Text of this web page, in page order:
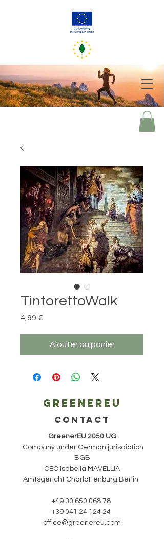
TintorettoWalk
4,99 €
Ajouter au panier
Greenereu
CONTACT
GreenerEU 2050 UG
Company under German jurisdiction
BGB
CEO Isabella MAVELLIA
Amtsgericht Charlottenburg Berlin
+49 30 650 068 78
+39 041 24 124 24
office@greenereu.com